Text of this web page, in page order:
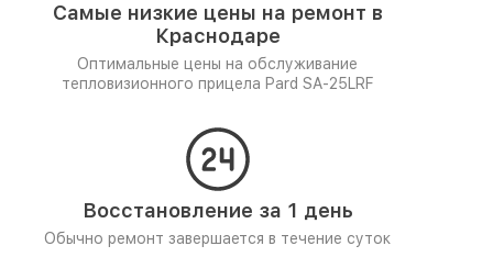
Самые низкие цены на ремонт в
Краснодаре
Оптимальные цены на обслуживание
тепловизионного прицела Pard SA-25LRF
Восстановление за 1 день
Обычно ремонт завершается в течение суток